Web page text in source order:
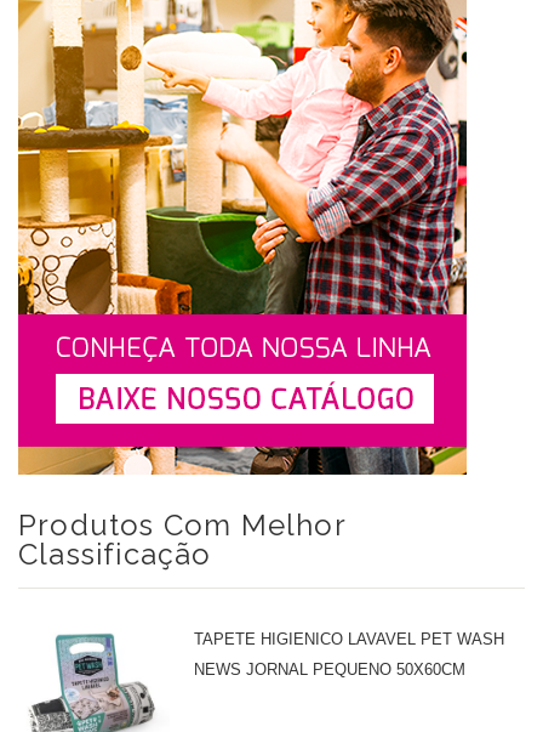
Produtos Com Melhor
Classificação
TAPETE HIGIENICO LAVAVEL PET WASH
NEWS JORNAL PEQUENO 50X60CM